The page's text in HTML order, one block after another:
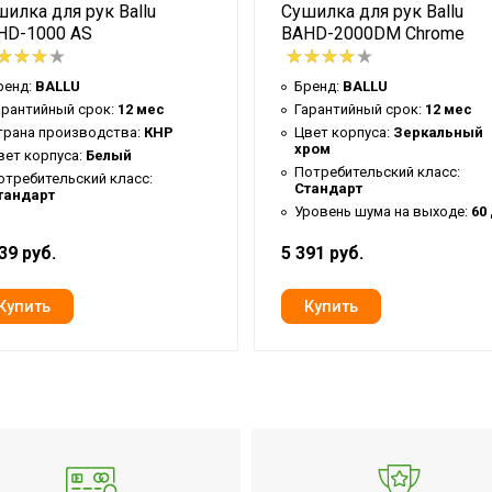
для рук Ballu
1000 AS
BALLU
срок: 12 мес
производства: КНР
корпуса: Белый
класс:
руб.
Сушилка для рук Ballu
BAHD-2000DM Chrome
Бренд: BALLU
Гарантийный срок: 12 мес
Цвет корпуса: Зеркальный
хром
Потребительский класс:
Стандарт
Уровень шума на выходе: 60
5 391 руб.